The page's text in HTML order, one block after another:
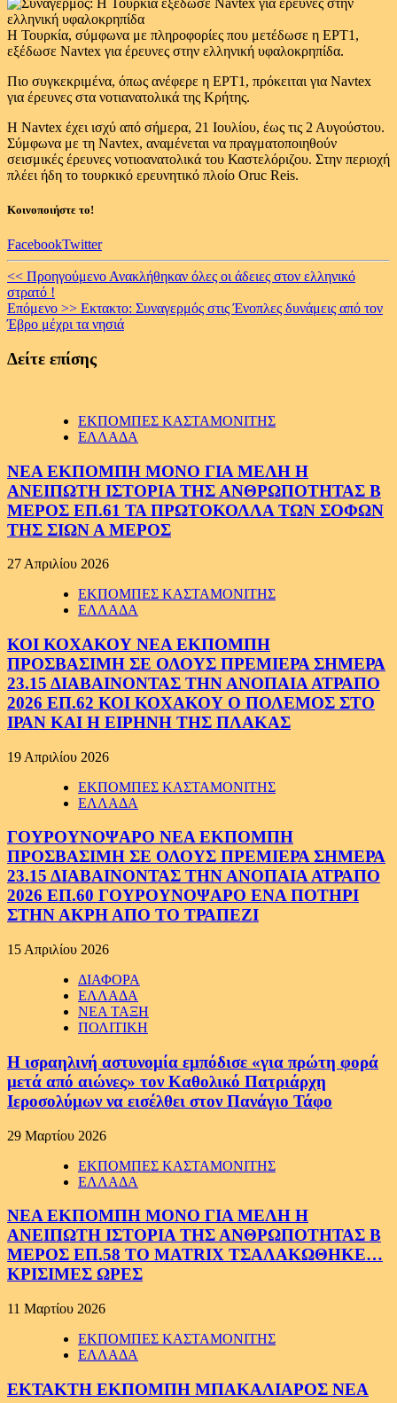
Η Τουρκία, σύμφωνα με πληροφορίες που μετέδωσε η ΕΡΤ1,
εξέδωσε Navtex για έρευνες στην ελληνική υφαλοκρηπίδα.
Πιο συγκεκριμένα, όπως ανέφερε η ΕΡΤ1, πρόκειται για Navtex
για έρευνες στα νοτιανατολικά της Κρήτης.
Η Navtex έχει ισχύ από σήμερα, 21 Ιουλίου, έως τις 2 Αυγούστου.
Σύμφωνα με τη Navtex, αναμένεται να πραγματοποιηθούν
σεισμικές έρευνες νοτιοανατολικά του Καστελόριζου. Στην περιοχή
πλέει ήδη το τουρκικό ερευνητικό πλοίο Oruc Reis.
Κοινοποιήστε το!
FacebookTwitter
Continue
Reading
<< Προηγούμενο Ανακλήθηκαν όλες οι άδειες στον ελληνικό
στρατό !
Επόμενο >> Εκτακτο: Συναγερμός στις Ένοπλες δυνάμεις από τον
Έβρο μέχρι τα νησιά
Δείτε επίσης
ΕΚΠΟΜΠΕΣ ΚΑΣΤΑΜΟΝΙΤΗΣ
ΕΛΛΑΔΑ
ΝΕΑ ΕΚΠΟΜΠΗ ΜΟΝΟ ΓΙΑ ΜΕΛΗ Η
ΑΝΕΙΠΩΤΗ ΙΣΤΟΡΙΑ ΤΗΣ ΑΝΘΡΩΠΟΤΗΤΑΣ Β
ΜΕΡΟΣ ΕΠ.61 ΤΑ ΠΡΩΤΟΚΟΛΛΑ ΤΩΝ ΣΟΦΩΝ
ΤΗΣ ΣΙΩΝ Α ΜΕΡΟΣ
27 Απριλίου 2026
ΕΚΠΟΜΠΕΣ ΚΑΣΤΑΜΟΝΙΤΗΣ
ΕΛΛΑΔΑ
ΚΟΙ ΚΟΧΑΚΟΥ ΝΕΑ ΕΚΠΟΜΠΗ
ΠΡΟΣΒΑΣΙΜΗ ΣΕ ΟΛΟΥΣ ΠΡΕΜΙΕΡΑ ΣΗΜΕΡΑ
23.15 ΔΙΑΒΑΙΝΟΝΤΑΣ ΤΗΝ ΑΝΟΠΑΙΑ ΑΤΡΑΠΟ
2026 ΕΠ.62 ΚΟΙ ΚΟΧΑΚΟΥ Ο ΠΟΛΕΜΟΣ ΣΤΟ
ΙΡΑΝ ΚΑΙ Η ΕΙΡΗΝΗ ΤΗΣ ΠΛΑΚΑΣ
19 Απριλίου 2026
ΕΚΠΟΜΠΕΣ ΚΑΣΤΑΜΟΝΙΤΗΣ
ΕΛΛΑΔΑ
ΓΟΥΡΟΥΝΟΨΑΡΟ ΝΕΑ ΕΚΠΟΜΠΗ
ΠΡΟΣΒΑΣΙΜΗ ΣΕ ΟΛΟΥΣ ΠΡΕΜΙΕΡΑ ΣΗΜΕΡΑ
23.15 ΔΙΑΒΑΙΝΟΝΤΑΣ ΤΗΝ ΑΝΟΠΑΙΑ ΑΤΡΑΠΟ
2026 ΕΠ.60 ΓΟΥΡΟΥΝΟΨΑΡΟ ΕΝΑ ΠΟΤΗΡΙ
ΣΤΗΝ ΑΚΡΗ ΑΠΟ ΤΟ ΤΡΑΠΕΖΙ
15 Απριλίου 2026
ΔΙΑΦΟΡΑ
ΕΛΛΑΔΑ
ΝΕΑ ΤΑΞΗ
ΠΟΛΙΤΙΚΗ
Η ισραηλινή αστυνομία εμπόδισε «για πρώτη φορά
μετά από αιώνες» τον Καθολικό Πατριάρχη
Ιεροσολύμων να εισέλθει στον Πανάγιο Τάφο
29 Μαρτίου 2026
ΕΚΠΟΜΠΕΣ ΚΑΣΤΑΜΟΝΙΤΗΣ
ΕΛΛΑΔΑ
ΝΕΑ ΕΚΠΟΜΠΗ ΜΟΝΟ ΓΙΑ ΜΕΛΗ Η
ΑΝΕΙΠΩΤΗ ΙΣΤΟΡΙΑ ΤΗΣ ΑΝΘΡΩΠΟΤΗΤΑΣ Β
ΜΕΡΟΣ ΕΠ.58 ΤΟ MATRIX ΤΣΑΛΑΚΩΘΗΚΕ…
ΚΡΙΣΙΜΕΣ ΩΡΕΣ
11 Μαρτίου 2026
ΕΚΠΟΜΠΕΣ ΚΑΣΤΑΜΟΝΙΤΗΣ
ΕΛΛΑΔΑ
ΕΚΤΑΚΤΗ ΕΚΠΟΜΠΗ ΜΠΑΚΑΛΙΑΡΟΣ ΝΕΑ